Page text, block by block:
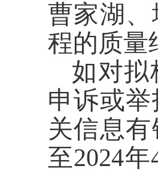
曹家湖
程的质量
如对拟
申诉或
关信息
至2024